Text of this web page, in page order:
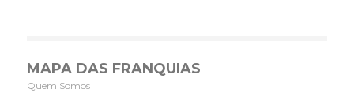
MAPA DAS FRANQUIAS
Quem Somos